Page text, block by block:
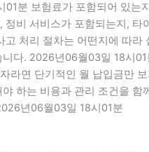
분 보험료가 포함되어 있는
정비 서비스가 포함되는지, 타
고 처리 절차는 어떤지에 따라
다. 2026년06월03일 18시01
라면 단기적인 월 납입금만
하는 비용과 관리 조건을 함
년06월03일 18시01분